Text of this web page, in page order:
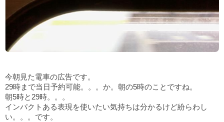
今朝見た電車の広告です。
29時まで当日予約可能。。。か。朝の5時のことですね。
朝5時と29時。。。
インパクトある表現を使いたい気持ちは分かるけど紛らわし
い。。。です。